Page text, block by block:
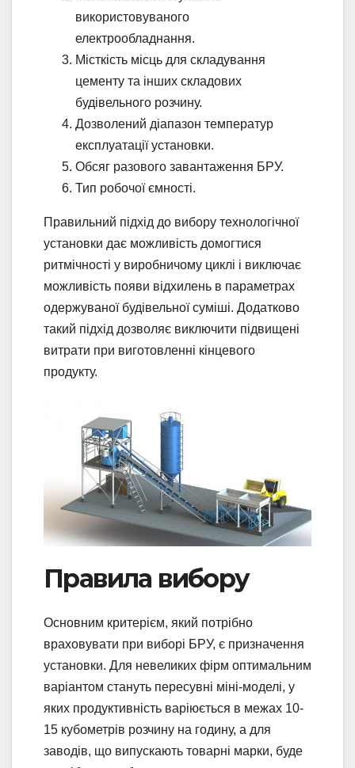
використовуваного
електрообладнання.
Місткість місць для складування
цементу та інших складових
будівельного розчину.
Дозволений діапазон температур
експлуатації установки.
Обсяг разового завантаження БРУ.
Тип робочої ємності.
Правильний підхід до вибору технологічної
установки дає можливість домогтися
ритмічності у виробничому циклі і виключає
можливість появи відхилень в параметрах
одержуваної будівельної суміші. Додатково
такий підхід дозволяє виключити підвищені
витрати при виготовленні кінцевого
продукту.
Правила вибору
Основним критерієм, який потрібно
враховувати при виборі БРУ, є призначення
установки. Для невеликих фірм оптимальним
варіантом стануть пересувні міні-моделі, у
яких продуктивність варіюється в межах 10-
15 кубометрів розчину на годину, а для
заводів, що випускають товарні марки, буде